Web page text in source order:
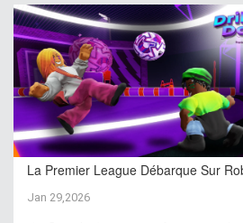
La Premier League Débarque Sur
Jan 29,2026